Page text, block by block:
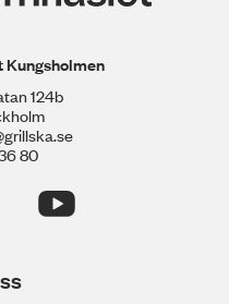
124b
80